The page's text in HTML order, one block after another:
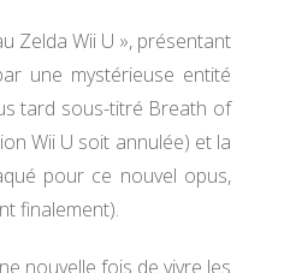
Zelda Wii U », présentant
une mystérieuse entité
tard sous-titré Breath of
Wii U soit annulée) et la
pour ce nouvel opus,
finalement).
nouvelle fois de vivre les